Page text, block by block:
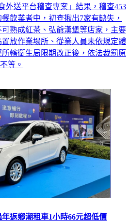
外送平台稽查專案」結果，稽查453
飲業者中，初查揪出7家有缺失，
熟成紅茶、弘爺漢堡等店家，主要
放作業場所、從業人員未依規定體
轄衛生局限期改正後，依法裁罰原
等。
返鄉潮租車1小時66元超低價